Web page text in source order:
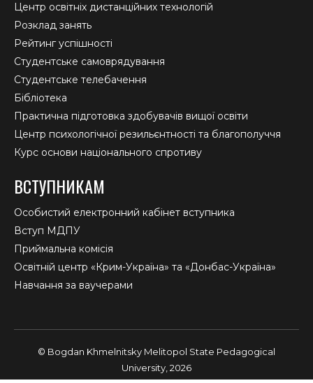
Центр освітніх дистанційних технологій
Розклад занять
Рейтинг успішності
Студентське самоврядування
Студентське телебачення
Бібліотека
Практична підготовка здобувачів вищої освіти
Центр психологічної резильєнтності та благополуччя
Курс основи національного спротиву
ВСТУПНИКАМ
Особистий електронний кабінет вступника
Вступ МДПУ
Приймальна комісія
Освітній центр «Крим-Україна» та «Донбас-Україна»
Навчання за ваучерами
© Bogdan Khmelnitsky Melitopol State Pedagogical
University, 2026